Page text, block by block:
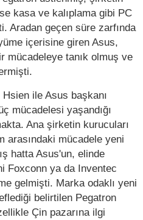
kasa ve kalıplama gibi PC
Aradan geçen süre zarfında
içerisine giren Asus,
mücadeleye tanık olmuş ve
Hsien ile Asus başkanı
mücadelesi yaşandığı
Ana şirketin kurucuları
arasındaki mücadele yeni
hatta Asus'un, elinde
Foxconn ya da Inventec
gelmişti. Marka odaklı yeni
belirtilen Pegatron
Çin pazarına ilgi